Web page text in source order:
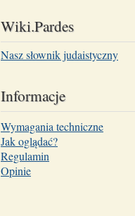
Wiki.Pardes
Nasz słownik judaistyczny
Informacje
Wymagania techniczne
Jak oglądać?
Regulamin
Opinie